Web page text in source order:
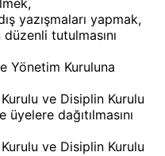
yazışmaları yapmak,
tutulmasını
Yönetim Kuruluna
ve Disiplin Kurulu
dağıtılmasını
ve Disiplin Kurulu